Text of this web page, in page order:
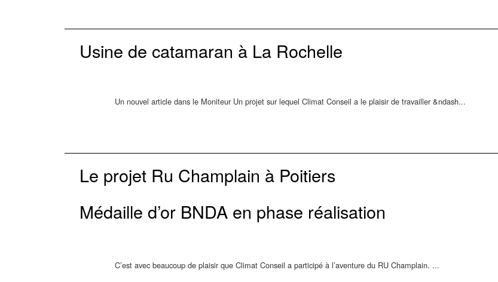
Usine de catamaran à La Rochelle
Un nouvel article dans le Moniteur Un projet sur lequel Climat Conseil a le plaisir de travailler &ndash...
Le projet Ru Champlain à Poitiers
Médaille d’or BNDA en phase réalisation
C’est avec beaucoup de plaisir que Climat Conseil a participé à l’aventure du RU Champlain. ...